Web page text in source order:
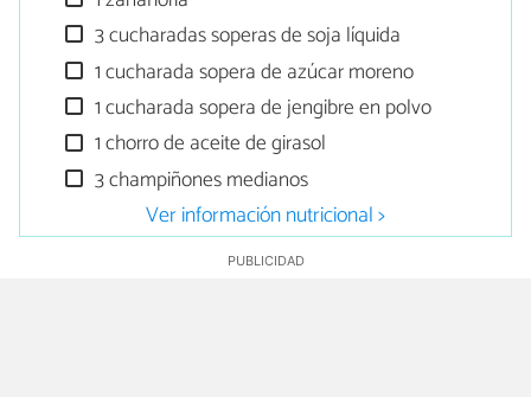
3 cucharadas soperas de soja líquida
1 cucharada sopera de azúcar moreno
1 cucharada sopera de jengibre en polvo
1 chorro de aceite de girasol
3 champiñones medianos
Ver información nutricional >